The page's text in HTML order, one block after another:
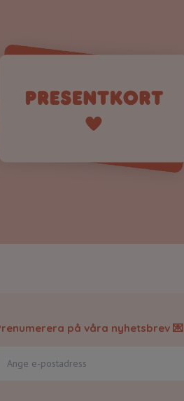
på våra nyhetsbrev 💌